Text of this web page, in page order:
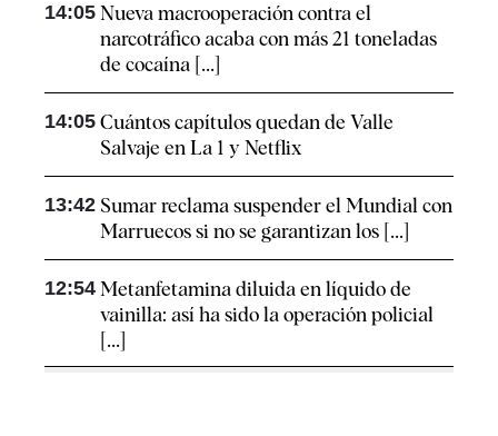
14:05 Nueva macrooperación contra el
narcotráfico acaba con más 21 toneladas
de cocaína [...]
14:05 Cuántos capítulos quedan de Valle
Salvaje en La 1 y Netflix
13:42 Sumar reclama suspender el Mundial con
Marruecos si no se garantizan los [...]
12:54 Metanfetamina diluida en líquido de
vainilla: así ha sido la operación policial
[...]